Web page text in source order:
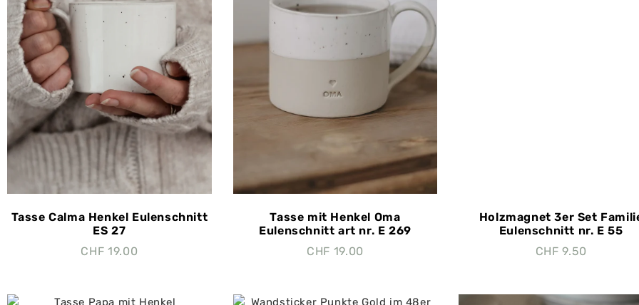
Tasse Calma Henkel Eulenschnitt
ES 27
CHF 19.00
Tasse mit Henkel Oma
Eulenschnitt art nr. E 269
CHF 19.00
Holzmagnet 3er Set
Eulenschnitt nr. E 55
CHF 9.50